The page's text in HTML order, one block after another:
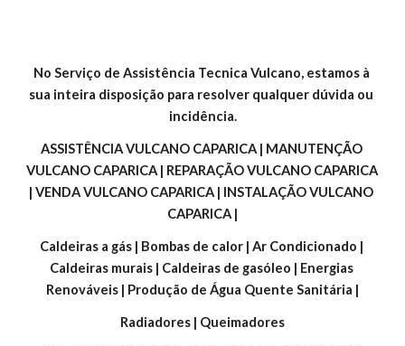
No Serviço de Assistência Tecnica Vulcano, estamos à
sua inteira disposição para resolver qualquer dúvida ou
incidência.
ASSISTÊNCIA VULCANO CAPARICA | MANUTENÇÃO
VULCANO CAPARICA | REPARAÇÃO VULCANO CAPARICA
| VENDA VULCANO CAPARICA | INSTALAÇÃO VULCANO
CAPARICA |
Caldeiras a gás | Bombas de calor | Ar Condicionado |
Caldeiras murais | Caldeiras de gasóleo | Energias
Renováveis | Produção de Água Quente Sanitária |
Radiadores | Queimadores